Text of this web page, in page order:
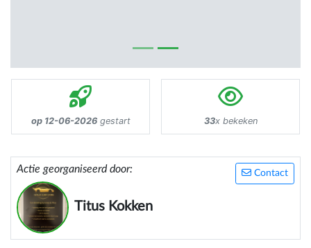
op 12-06-2026gestart 33x bekeken
Contact
Actie georganiseerd door:
Titus Kokken